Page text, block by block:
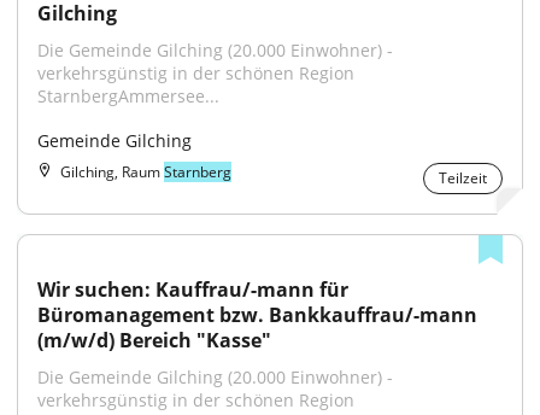
Gilching
Die Gemeinde Gilching (20.000 Einwohner) -
verkehrsgünstig in der schönen Region
StarnbergAmmersee...
Gemeinde Gilching
Gilching, RaumStarnberg Teilzeit
Wir suchen: Kauffrau/-mann für
Büromanagement bzw. Bankkauffrau/-mann
(m/w/d) Bereich "Kasse"
Die Gemeinde Gilching (20.000 Einwohner) -
verkehrsgünstig in der schönen Region